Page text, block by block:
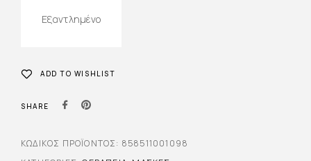
Εξαντλημένο
ADD TO WISHLIST
SHARE
ΚΩΔΙΚΌΣ ΠΡΟΪΌΝΤΟΣ: 858511001098